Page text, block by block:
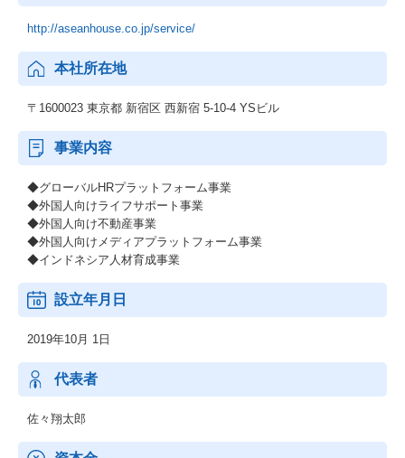
http://aseanhouse.co.jp/service/
本社所在地
〒1600023 東京都 新宿区 西新宿 5-10-4 YSビル
事業内容
◆グローバルHRプラットフォーム事業
◆外国人向けライフサポート事業
◆外国人向け不動産事業
◆外国人向けメディアプラットフォーム事業
◆インドネシア人材育成事業
設立年月日
2019年10月 1日
代表者
佐々翔太郎